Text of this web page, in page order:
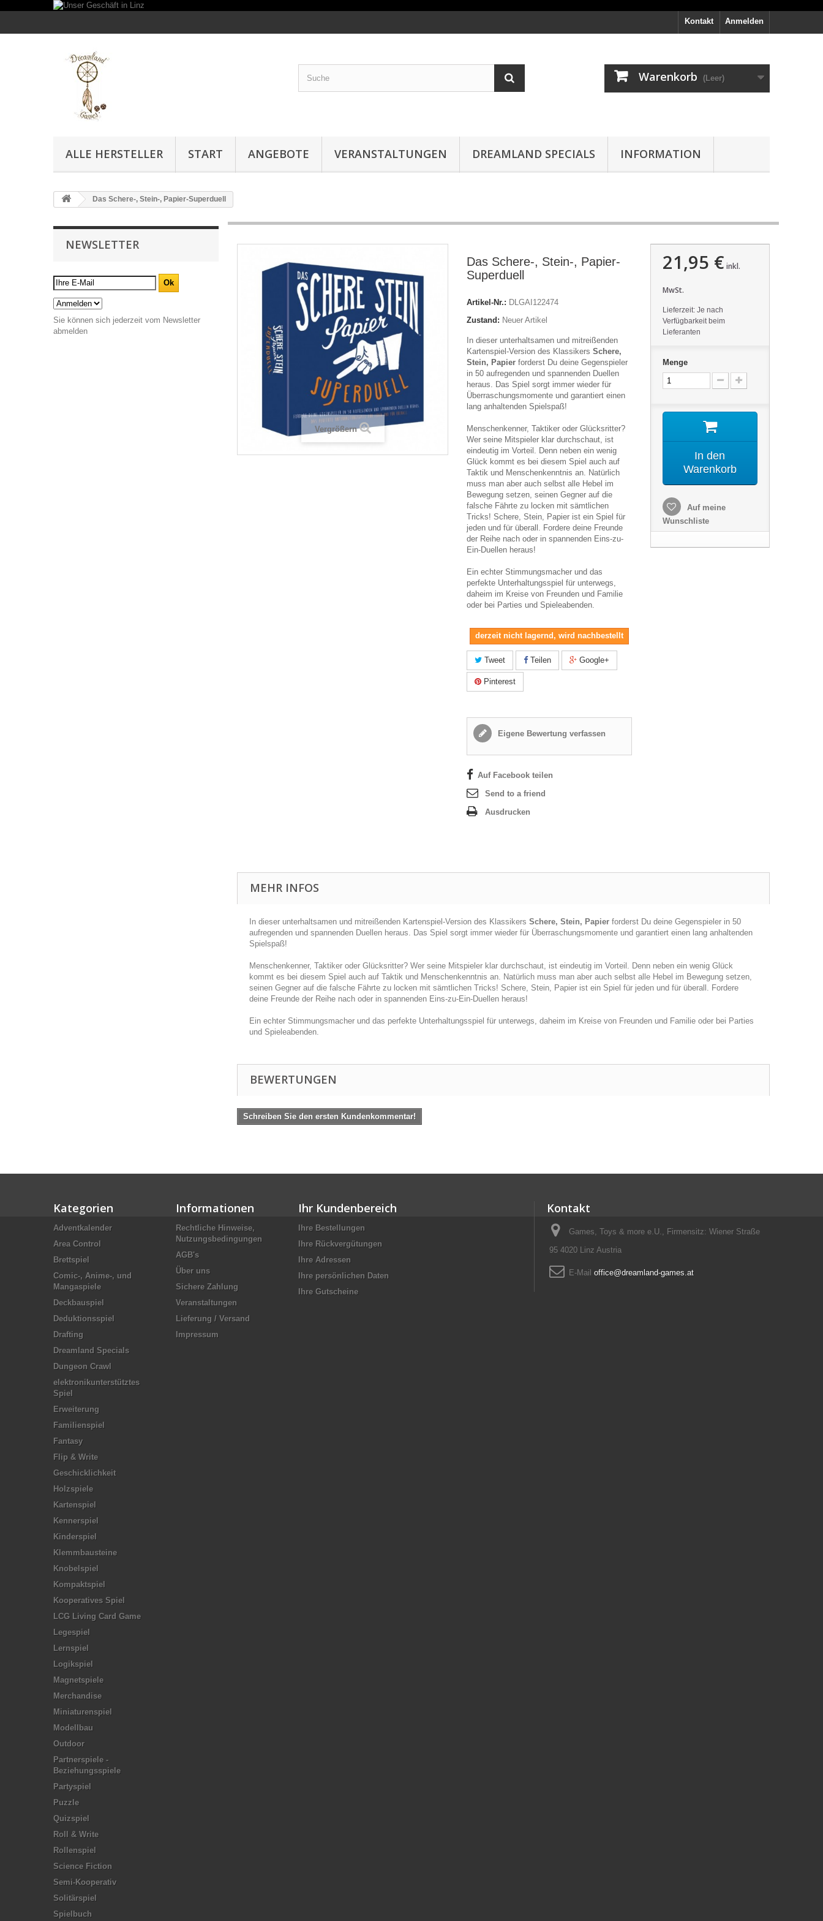
Anmelden
Kontakt
Warenkorb (Leer)
ALLE HERSTELLER START ANGEBOTE VERANSTALTUNGEN DREAMLAND SPECIALS INFORMATION
Das Schere-, Stein-, Papier-Superduell
NEWSLETTER
Sie können sich jederzeit vom Newsletter
abmelden
Vergrößern
Das Schere-, Stein-, Papier-
Superduell
Artikel-Nr.: DLGAI122474
Zustand: Neuer Artikel
In dieser unterhaltsamen und mitreißenden
Kartenspiel-Version des Klassikers Schere,
Stein, Papier forderst Du deine Gegenspieler
in 50 aufregenden und spannenden Duellen
heraus. Das Spiel sorgt immer wieder für
Überraschungsmomente und garantiert einen
lang anhaltenden Spielspaß!
Menschenkenner, Taktiker oder Glücksritter?
Wer seine Mitspieler klar durchschaut, ist
eindeutig im Vorteil. Denn neben ein wenig
Glück kommt es bei diesem Spiel auch auf
Taktik und Menschenkenntnis an. Natürlich
muss man aber auch selbst alle Hebel im
Bewegung setzen, seinen Gegner auf die
falsche Fährte zu locken mit sämtlichen
Tricks! Schere, Stein, Papier ist ein Spiel für
jeden und für überall. Fordere deine Freunde
der Reihe nach oder in spannenden Eins-zu-
Ein-Duellen heraus!
Ein echter Stimmungsmacher und das
perfekte Unterhaltungsspiel für unterwegs,
daheim im Kreise von Freunden und Familie
oder bei Parties und Spieleabenden.
derzeit nicht lagernd, wird nachbestellt
Tweet Teilen Google+
Pinterest
Eigene Bewertung verfassen
Auf Facebook teilen
Send to a friend
Ausdrucken
21,95 € inkl.
MwSt.
Lieferzeit: Je nach
Verfügbarkeit beim
Lieferanten
Menge
In den
Warenkorb
Auf meine
Wunschliste
MEHR INFOS
In dieser unterhaltsamen und mitreißenden Kartenspiel-Version des Klassikers Schere, Stein, Papier forderst Du deine Gegenspieler in 50
aufregenden und spannenden Duellen heraus. Das Spiel sorgt immer wieder für Überraschungsmomente und garantiert einen lang anhaltenden
Spielspaß!
Menschenkenner, Taktiker oder Glücksritter? Wer seine Mitspieler klar durchschaut, ist eindeutig im Vorteil. Denn neben ein wenig Glück
kommt es bei diesem Spiel auch auf Taktik und Menschenkenntnis an. Natürlich muss man aber auch selbst alle Hebel im Bewegung setzen,
seinen Gegner auf die falsche Fährte zu locken mit sämtlichen Tricks! Schere, Stein, Papier ist ein Spiel für jeden und für überall. Fordere
deine Freunde der Reihe nach oder in spannenden Eins-zu-Ein-Duellen heraus!
Ein echter Stimmungsmacher und das perfekte Unterhaltungsspiel für unterwegs, daheim im Kreise von Freunden und Familie oder bei Parties
und Spieleabenden.
BEWERTUNGEN
Schreiben Sie den ersten Kundenkommentar!
Kategorien
Adventkalender
Area Control
Brettspiel
Comic-, Anime-, und
Mangaspiele
Deckbauspiel
Deduktionsspiel
Drafting
Dreamland Specials
Dungeon Crawl
elektronikunterstütztes
Spiel
Erweiterung
Familienspiel
Fantasy
Flip & Write
Geschicklichkeit
Holzspiele
Kartenspiel
Kennerspiel
Kinderspiel
Klemmbausteine
Knobelspiel
Kompaktspiel
Kooperatives Spiel
LCG Living Card Game
Legespiel
Lernspiel
Logikspiel
Magnetspiele
Merchandise
Miniaturenspiel
Modellbau
Outdoor
Partnerspiele -
Beziehungsspiele
Partyspiel
Puzzle
Quizspiel
Roll & Write
Rollenspiel
Science Fiction
Semi-Kooperativ
Solitärspiel
Spielbuch
Informationen
Rechtliche Hinweise,
Nutzungsbedingungen
AGB's
Über uns
Sichere Zahlung
Veranstaltungen
Lieferung / Versand
Impressum
Ihr Kundenbereich
Ihre Bestellungen
Ihre Rückvergütungen
Ihre Adressen
Ihre persönlichen Daten
Ihre Gutscheine
Kontakt
Games, Toys & more e.U., Firmensitz: Wiener Straße
95 4020 Linz Austria
E-Mail office@dreamland-games.at